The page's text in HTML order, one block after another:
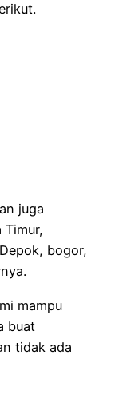
juga
bogor,
mampu
buat
tidak ada